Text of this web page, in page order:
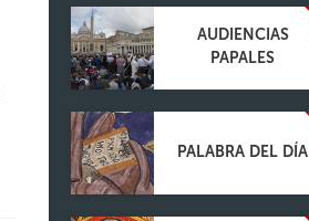
AUDIENCIAS
PAPALES
PALABRA DEL DÍA